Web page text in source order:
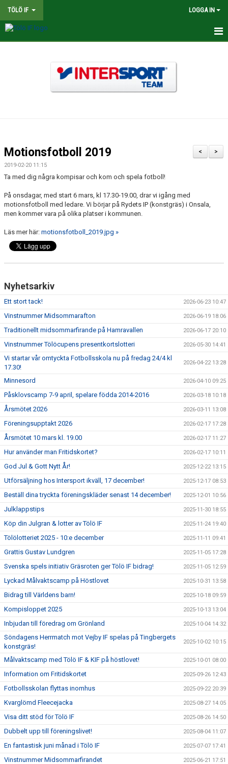
TÖLÖ IF LOGGA IN
MATCHER
LEDARE
FÖRENINGSINFO
TÖLÖFONDEN
FOTBOLLSSKOLAN P/F 2020 & 2021
SPONSORER / SAMARBETSPARTNER
ÖVRIGT
TÖLÖ IF MERCHANDISE SHOP
>
<
Motionsfotboll 2019
2019-02-20 11:15
Ta med dig några kompisar och kom och spela fotboll!
På onsdagar, med start 6 mars, kl 17.30-19.00, drar vi igång med
motionsfotboll med ledare. Vi börjar på Rydets IP (konstgräs) i Onsala,
men kommer vara på olika platser i kommunen.
Läs mer här: motionsfotboll_2019.jpg »
Nyhetsarkiv
Ett stort tack! 2026-06-23 10:47
Vinstnummer Midsommarafton 2026-06-19 18:06
Traditionellt midsommarfirande på Hamravallen 2026-06-17 20:10
Vinstnummer Tölöcupens presentkortslotteri 2026-05-30 14:41
Vi startar vår omtyckta Fotbollsskola nu på fredag 24/4 kl
17.30!
2026-04-22 13:28
Minnesord 2026-04-10 09:25
Påsklovscamp 7-9 april, spelare födda 2014-2016 2026-03-18 10:18
Årsmötet 2026 2026-03-11 13:08
Föreningsupptakt 2026 2026-02-17 17:28
Årsmötet 10 mars kl. 19.00 2026-02-17 11:27
Hur använder man Fritidskortet? 2026-02-17 10:11
God Jul & Gott Nytt År! 2025-12-22 13:15
Utförsäljning hos Intersport ikväll, 17 december! 2025-12-17 08:53
Beställ dina tryckta föreningskläder senast 14 december! 2025-12-01 10:56
Julklappstips 2025-11-30 18:55
Köp din Julgran & lotter av Tölö IF 2025-11-24 19:40
Tölölotteriet 2025 - 10:e december 2025-11-11 09:41
Grattis Gustav Lundgren 2025-11-05 17:28
Svenska spels initiativ Gräsroten ger Tölö IF bidrag! 2025-11-05 12:59
Lyckad Målvaktscamp på Höstlovet 2025-10-31 13:58
Bidrag till Världens barn! 2025-10-18 09:59
Kompisloppet 2025 2025-10-13 13:04
Inbjudan till föredrag om Grönland 2025-10-04 14:32
Söndagens Herrmatch mot Vejby IF spelas på Tingbergets
konstgräs!
2025-10-02 10:15
Målvaktscamp med Tölö IF & KIF på höstlovet! 2025-10-01 08:00
Information om Fritidskortet 2025-09-26 12:43
Fotbollsskolan flyttas inomhus 2025-09-22 20:39
Kvarglömd Fleecejacka 2025-08-27 14:05
Visa ditt stöd för Tölö IF 2025-08-26 14:50
Dubbelt upp till föreningslivet! 2025-08-04 11:07
En fantastisk juni månad i Tölö IF 2025-07-07 17:41
Vinstnummer Midsommarfirandet 2025-06-21 17:51